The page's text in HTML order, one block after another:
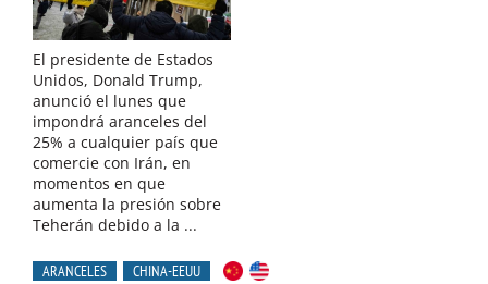
El presidente de Estados
Unidos, Donald Trump,
anunció el lunes que
impondrá aranceles del
25% a cualquier país que
comercie con Irán, en
momentos en que
aumenta la presión sobre
Teherán debido a la ...
ARANCELES CHINA-EEUU